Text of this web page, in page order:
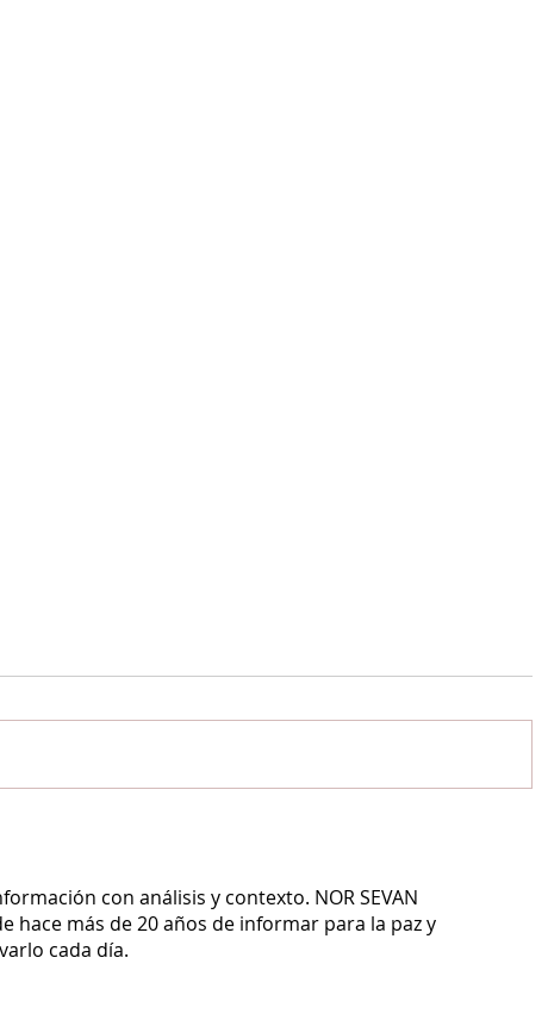
con análisis y contexto. NOR SEVAN
hace más de 20 años de informar para la paz y
cada día.